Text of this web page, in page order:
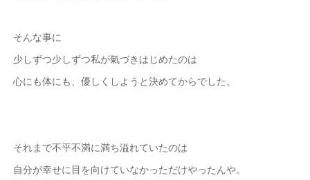
そんな事に
少しずつ少しずつ私が氣づきはじめたのは
心にも体にも、優しくしようと決めてからでした。
それまで不平不満に満ち溢れていたのは
自分が幸せに目を向けていなかっただけやったんや。